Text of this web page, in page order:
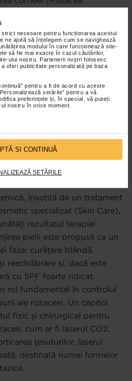
necesare pentru funcționarea acestui
ne ajută să înțelegem cum se navighează
modului în care funcționează site-
să fie mai exacte în cazul căutărilor,
ului nostru. Partenerii noștri folosesc
oferi publicitate personalizată pe baza
pentru a fi de acord cu aceste
setările” pentru a vă
preferințele și, în special, vă puteți
nostru în orice moment.
SI CONTINUĂ
SETĂRILE
este însoțită și de existența
care apare brusc cu
în special la sexul
anterioare de înroșire și /
medicamente, produse
Strategia terapeutică pentru
un program de lungă
însoțită de un tratament
specializat (Skin Care),
rezultatul terapiei
pielii este propusă ca un
faze: curățare blândă,
reechilibrare și, dacă este
cu SPF foarte ridicat.
rol fundamental în controlul
ale rozaceei. Un capitol
fizic și chirurgical pentru
cum ar fi laserul CO2,
țesuturilor, laserul
destinată numai formelor